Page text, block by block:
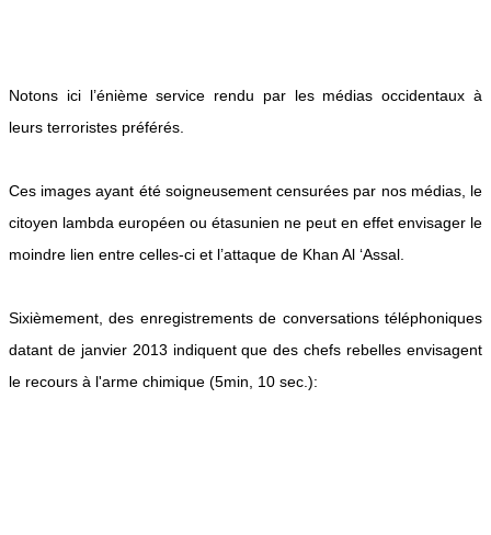
Notons ici l’énième service rendu par les médias occidentaux à
leurs terroristes préférés.
Ces images ayant été soigneusement censurées par nos médias, le
citoyen lambda européen ou étasunien ne peut en effet envisager le
moindre lien entre celles-ci et l’attaque de Khan Al ‘Assal.
Sixièmement, des enregistrements de conversations téléphoniques
datant de janvier 2013 indiquent que des chefs rebelles envisagent
le recours à l'arme chimique (5min, 10 sec.):